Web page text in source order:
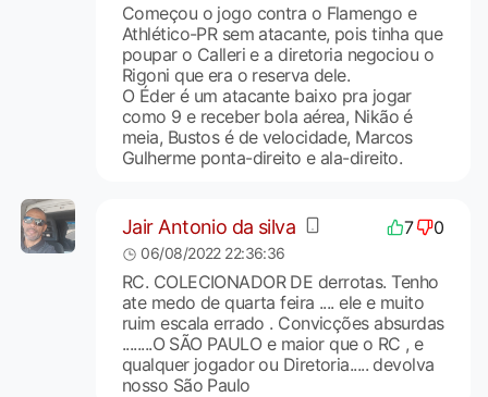
Começou o jogo contra o Flamengo e
Athlético-PR sem atacante, pois tinha que
poupar o Calleri e a diretoria negociou o
Rigoni que era o reserva dele.
O Éder é um atacante baixo pra jogar
como 9 e receber bola aérea, Nikão é
meia, Bustos é de velocidade, Marcos
Gulherme ponta-direito e ala-direito.
Jair Antonio da silva 7 0
06/08/2022 22:36:36
RC. COLECIONADOR DE derrotas. Tenho
ate medo de quarta feira .... ele e muito
ruim escala errado . Convicções absurdas
........O SÃO PAULO e maior que o RC , e
qualquer jogador ou Diretoria..... devolva
nosso São Paulo